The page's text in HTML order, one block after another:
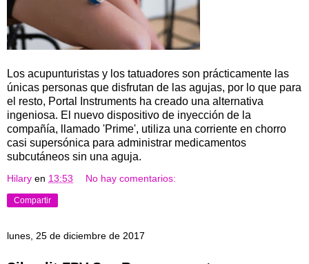
Los acupunturistas y los tatuadores son prácticamente las
únicas personas que disfrutan de las agujas, por lo que para
el resto, Portal Instruments ha creado una alternativa
ingeniosa. El nuevo dispositivo de inyección de la
compañía, llamado 'Prime', utiliza una corriente en chorro
casi supersónica para administrar medicamentos
subcutáneos sin una aguja.
Hilary en 13:53 No hay comentarios:
Compartir
lunes, 25 de diciembre de 2017